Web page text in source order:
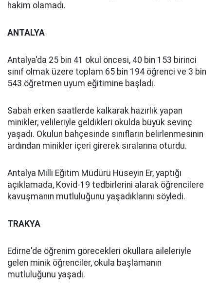
hakim olamadı.
ANTALYA
Antalya'da 25 bin 41 okul öncesi, 40 bin 153 birinci
sınıf olmak üzere toplam 65 bin 194 öğrenci ve 3 bin
543 öğretmen uyum eğitimine başladı.
Sabah erken saatlerde kalkarak hazırlık yapan
minikler, velileriyle geldikleri okulda büyük sevinç
yaşadı. Okulun bahçesinde sınıfların belirlenmesinin
ardından minikler içeri girerek sıralarına oturdu.
Antalya Milli Eğitim Müdürü Hüseyin Er, yaptığı
açıklamada, Kovid-19 tedbirlerini alarak öğrencilere
kavuşmanın mutluluğunu yaşadıklarını söyledi.
TRAKYA
Edirne'de öğrenim görecekleri okullara aileleriyle
gelen minik öğrenciler, okula başlamanın
mutluluğunu yaşadı.